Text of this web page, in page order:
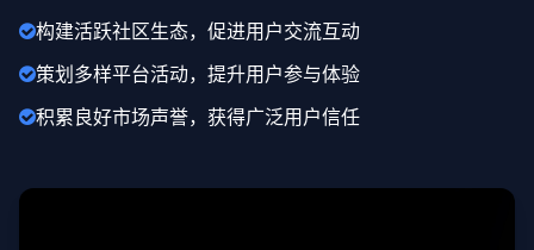
构建活跃社区生态，促进用户交流互动
策划多样平台活动，提升用户参与体验
积累良好市场声誉，获得广泛用户信任